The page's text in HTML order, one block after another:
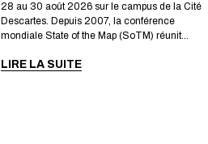
28 au 30 août 2026 sur le campus de la Cité
Descartes. Depuis 2007, la conférence
mondiale State of the Map (SoTM) réunit...
LIRE LA SUITE